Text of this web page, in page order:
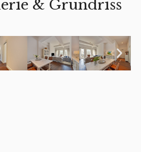
& Grundriss